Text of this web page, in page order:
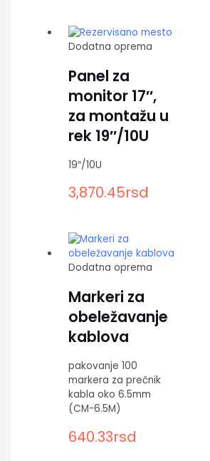
Dodatna oprema
Panel za
monitor 17″,
za montažu u
rek 19″/10U
19″/10U
3,870.45rsd
Dodatna oprema
Markeri za
obeležavanje
kablova
pakovanje 100
markera za prečnik
kabla oko 6.5mm
(CM-6.5M)
640.33rsd